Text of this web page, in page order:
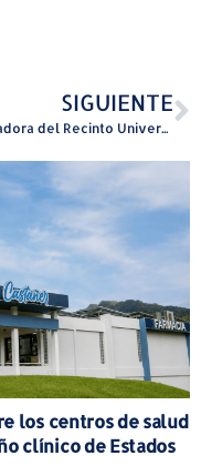
SIGUIENTE
Embajadora del Recinto Universitario de Mayagüez de la UPR representa al país en internado Fulbright en Canadá
los centros de salud
clínico de Estados